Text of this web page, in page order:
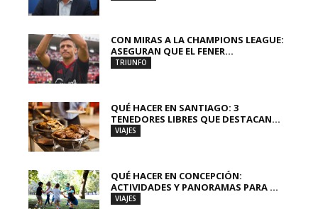
CON MIRAS A LA CHAMPIONS LEAGUE:
ASEGURAN QUE EL FENER...
TRIUNFO
QUÉ HACER EN SANTIAGO: 3
TENEDORES LIBRES QUE DESTACAN...
VIAJES
QUÉ HACER EN CONCEPCIÓN:
ACTIVIDADES Y PANORAMAS PARA ...
VIAJES